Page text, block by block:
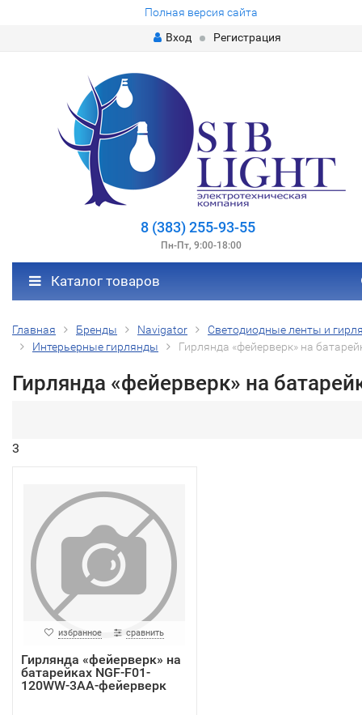
Полная версия сайта
Вход
Регистрация
8 (383) 255-93-55
Пн-Пт, 9:00-18:00
Каталог товаров
Главная Бренды Navigator
Светодиодные ленты и
Интерьерные гирлянды
Гирлянда «фейерверк» на
Гирлянда «фейерверк» на
3
избранное сравнить
Гирлянда «фейерверк» на
батарейках NGF-F01-
120WW-3AA-фейерверк